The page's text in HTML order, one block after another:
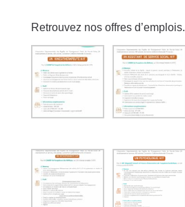
Retrouvez nos offres d’emplois.